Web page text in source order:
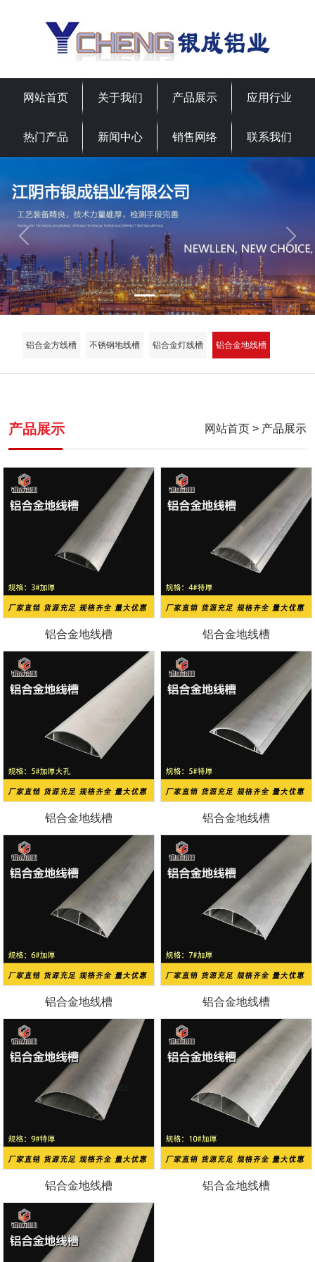
网站首页 关于我们 产品展示 应用行业
热门产品 新闻中心 销售网络 联系我们
Previous Next
铝合金方线槽 不锈钢地线槽 铝合金灯线槽 铝合金地线槽
产品展示 网站首页 > 产品展示
铝合金地线槽 铝合金地线槽
铝合金地线槽 铝合金地线槽
铝合金地线槽 铝合金地线槽
铝合金地线槽 铝合金地线槽